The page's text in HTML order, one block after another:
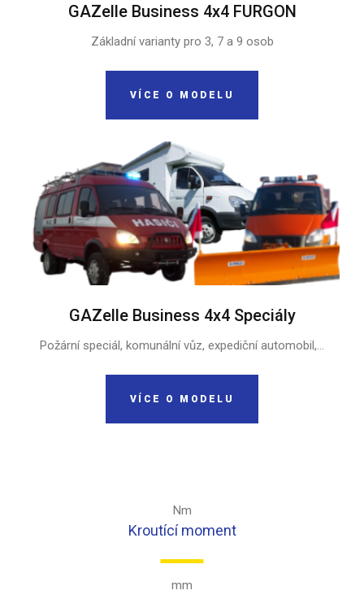
GAZelle Business 4x4 FURGON
Základní varianty pro 3, 7 a 9 osob
VÍCE O MODELU
GAZelle Business 4x4 Speciály
Požární speciál, komunální vůz, expediční automobil,...
VÍCE O MODELU
Nm
Kroutící moment
mm